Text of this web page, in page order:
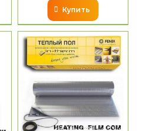
Купить